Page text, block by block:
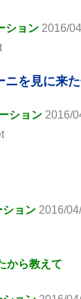
ション 2016/
ニを見に来
ション 2016/
ション 2016/
から教えて